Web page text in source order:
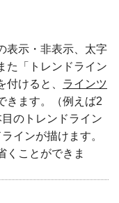
表示・非表示、太字
た「トレンドライン
けると、 ラインツ
きます。（例えば2
のトレンドライン
インが描けます。
くことができま